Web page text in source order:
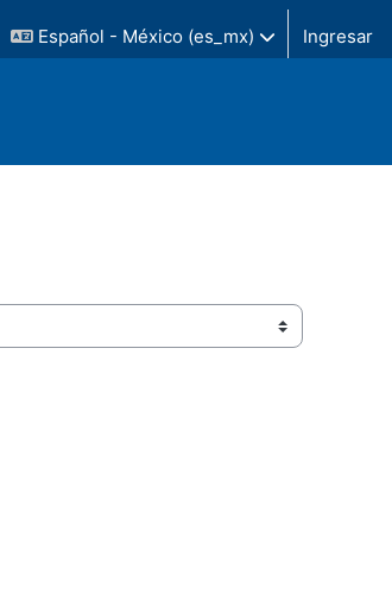
Español - México ‎(es_mx)‎